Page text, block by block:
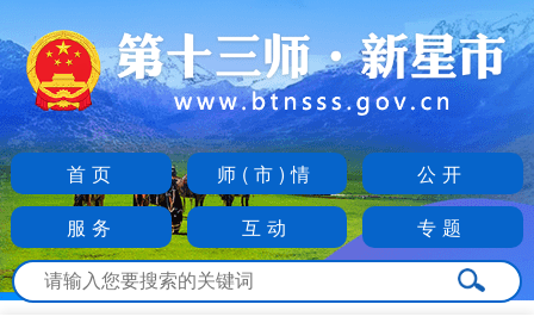
首页 师(市)情
公开
服务
互动 专题